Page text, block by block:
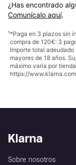
¿Has encontrado
Comunícalo aquí.
¹*Paga en 3 plazos sin
compra de 120€: 3
Importe total
mayores de 18 años.
máximo varía por
https://
Klarna
Sobre nosotros